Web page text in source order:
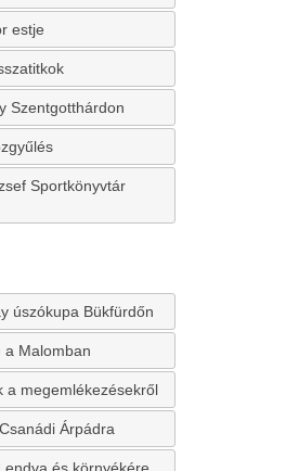
estje
Szentgotthárdon
Sportkönyvtár
úszókupa Bükfürdőn
a Malomban
a megemlékezésekről
Árpádra